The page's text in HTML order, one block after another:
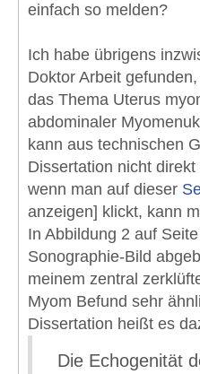
einfach so melden?
Ich habe übrigens
Doktor Arbeit
das Thema Uterus
abdominaler
kann aus technischen
Dissertation nicht
wenn man auf dieser
anzeigen] klickt, kann
In Abbildung 2 auf
Sonographie-Bild
meinem zentral
Myom Befund sehr
Dissertation heißt es
Die Echogenität